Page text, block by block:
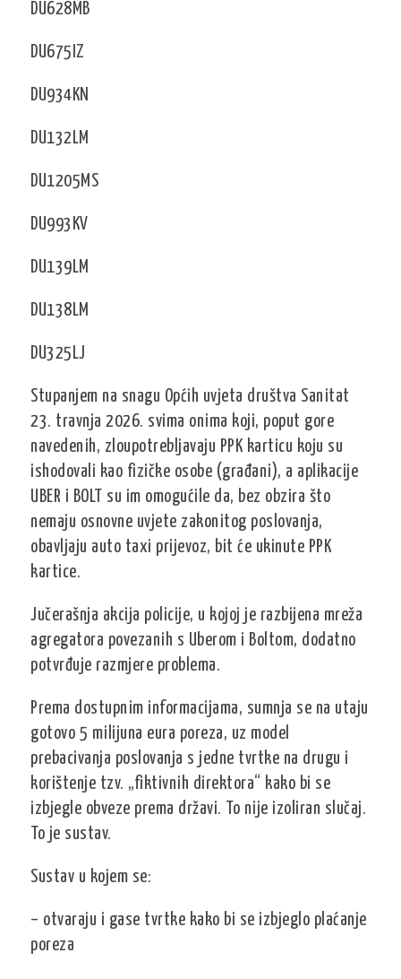
DU628MB
DU675IZ
DU934KN
DU132LM
DU1205MS
DU993KV
DU139LM
DU138LM
DU325LJ
Stupanjem na snagu Općih uvjeta društva Sanitat
23. travnja 2026. svima onima koji, poput gore
navedenih, zloupotrebljavaju PPK karticu koju su
ishodovali kao fizičke osobe (građani), a aplikacije
UBER i BOLT su im omogućile da, bez obzira što
nemaju osnovne uvjete zakonitog poslovanja,
obavljaju auto taxi prijevoz, bit će ukinute PPK
kartice.
Jučerašnja akcija policije, u kojoj je razbijena mreža
agregatora povezanih s Uberom i Boltom, dodatno
potvrđuje razmjere problema.
Prema dostupnim informacijama, sumnja se na utaju
gotovo 5 milijuna eura poreza, uz model
prebacivanja poslovanja s jedne tvrtke na drugu i
korištenje tzv. „fiktivnih direktora“ kako bi se
izbjegle obveze prema državi. To nije izoliran slučaj.
To je sustav.
Sustav u kojem se:
– otvaraju i gase tvrtke kako bi se izbjeglo plaćanje
poreza